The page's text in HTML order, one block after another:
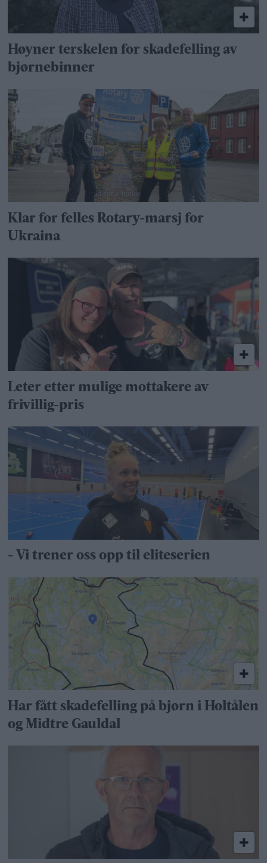
Høyner terskelen for skadefelling av
bjørnebinner
Klar for felles Rotary-marsj for
Ukraina
Leter etter mulige mottakere av
frivillig-pris
- Vi trener oss opp til eliteserien
Har fått skadefelling på bjørn i Holtålen
og Midtre Gauldal